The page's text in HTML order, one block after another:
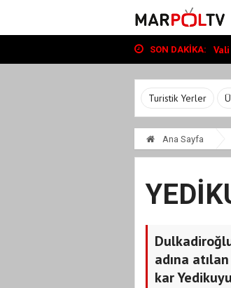
SON DAKIKA:
Turistik Yerler
Ana Sayfa
adına
kar